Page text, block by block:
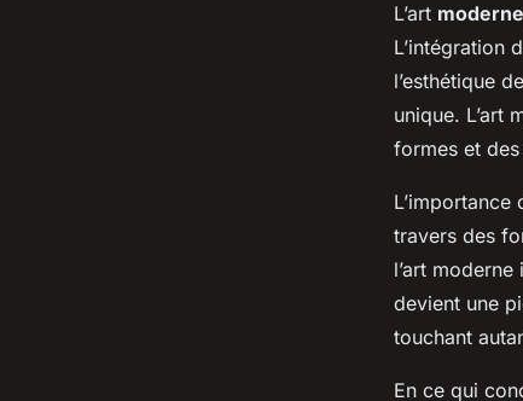
L’art moderne
L’intégration
l’esthétique
unique. L’art
formes et
travers des
l’art
devient une
touchant
En ce qui